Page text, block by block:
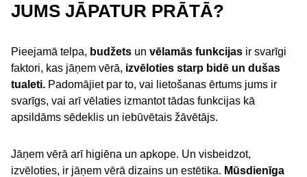
JUMS JĀPATUR PRĀTĀ?
Pieejamā telpa, budžets un vēlamās funkcijas ir svarīgi
faktori, kas jāņem vērā, izvēloties starp bidē un dušas
tualeti. Padomājiet par to, vai lietošanas ērtums jums ir
svarīgs, vai arī vēlaties izmantot tādas funkcijas kā
apsildāms sēdeklis un iebūvētais žāvētājs.
Jāņem vērā arī higiēna un apkope. Un visbeidzot,
izvēloties, ir jāņem vērā dizains un estētika. Mūsdienīga